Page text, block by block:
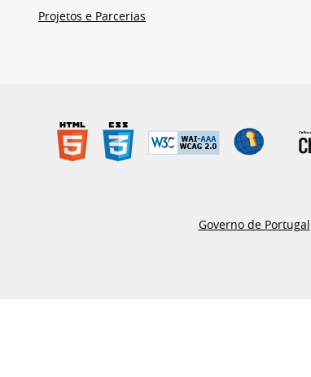
Projetos e Parcerias
Governo de Portugal